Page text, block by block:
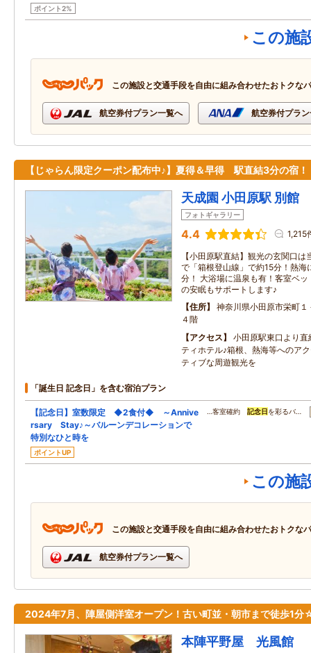
ポイント2%
この施
この施設と交通手段を自由に組み合わせたおトクな
航空券付プラン一覧へ 航空券付プラ
【じゃらん限定クーポン配布中♪】夏得＆早得 駅直結3分の宿！
天成園 小田原駅 別館
フォトギャラリー
4.4 1,215
【小田原駅直結】観光の玄関口
で「箱根登山線」で約15分！熱
分！ 大浴場に温泉も有！客室ベ
の安眠もサポートします♪
住所
神奈川県小田原市栄町
４階
アクセス
小田原駅東口より
ティホテル♪箱根、熱海等へのア
ティブな周遊観光を
「誕生日 記念日」を含む宿泊プラン
【記念日】室数限定 ◆2食付◆ ～Annive
rsary Stay♪～バルーンデコレーションで
特別なひと時を
ポイントUP
…客室確約 記念日 を彩るバ…
この施
この施設と交通手段を自由に組み合わせたおトクな
航空券付プラン一覧へ
2024年7月、陣屋側洋室オープン！古い町並・朝市まで徒歩1分
本陣平野屋 光風館